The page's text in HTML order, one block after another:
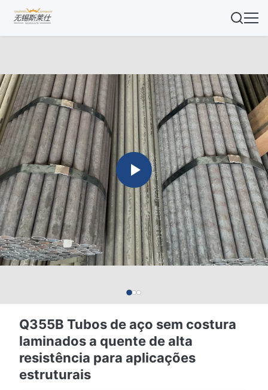
Q355B Tubos de aço sem costura
laminados a quente de alta
resistência para aplicações
estruturais